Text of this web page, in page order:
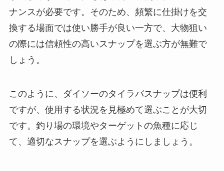
ナンスが必要です。そのため、頻繁に仕掛けを交
換する場面では使い勝手が良い一方で、大物狙い
の際には信頼性の高いスナップを選ぶ方が無難で
しょう。
このように、ダイソーのタイラバスナップは便利
ですが、使用する状況を見極めて選ぶことが大切
です。釣り場の環境やターゲットの魚種に応じ
て、適切なスナップを選ぶようにしましょう。